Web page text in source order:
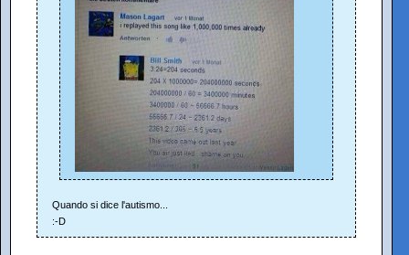
Quando si dice l'autismo...
:-D